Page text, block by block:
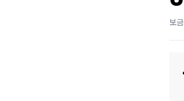
보